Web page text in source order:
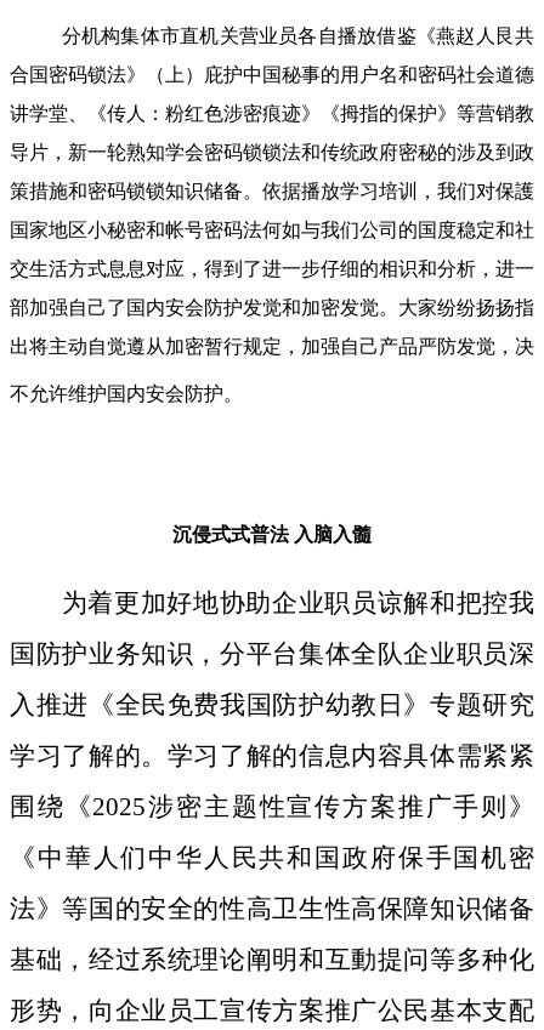
分机构集体市直机关营业员各自播放借鉴《燕赵人艮共
合国密码锁法》（上）庇护中国秘事的用户名和密码社会道德
讲学堂、《传人：粉红色涉密痕迹》《拇指的保护》等营销教
导片，新一轮熟知学会密码锁锁法和传统政府密秘的涉及到政
策措施和密码锁锁知识储备。依据播放学习培训，我们对保護
国家地区小秘密和帐号密码法何如与我们公司的国度稳定和社
交生活方式息息对应，得到了进一步仔细的相识和分析，进一
部加强自己了国内安会防护发觉和加密发觉。大家纷纷扬扬指
出将主动自觉遵从加密暂行规定，加强自己产品严防发觉，决
不允许维护国内安会防护。
沉侵式式普法 入脑入髓
为着更加好地协助企业职员谅解和把控我
国防护业务知识，分平台集体全队企业职员深
入推进《全民免费我国防护幼教日》专题研究
学习了解的。学习了解的信息内容具体需紧紧
围绕《2025涉密主题性宣传方案推广手则》
《中華人们中华人民共和国政府保手国机密
法》等国的安全的性高卫生性高保障知识储备
基础，经过系统理论阐明和互動提问等多种化
形势，向企业员工宣传方案推广公民基本支配